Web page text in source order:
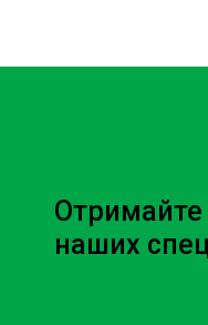
Отримайте
наших